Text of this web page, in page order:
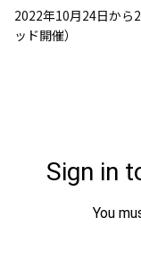
2022年10月24日から
ッド開催）